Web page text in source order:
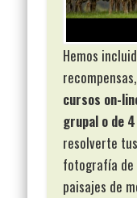
Hemos
cursos on-
grupal o de
resolverte
fotografía de
paisajes de